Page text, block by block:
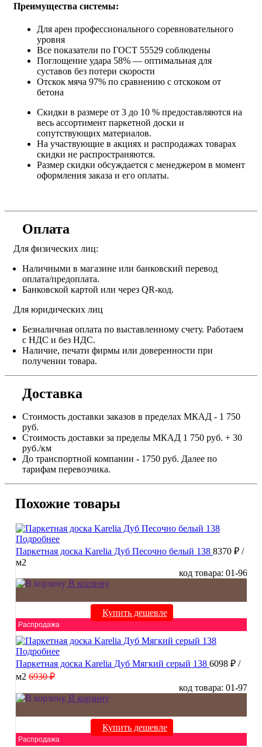
Преимущества системы:
Для арен профессионального соревновательного
уровня
Все показатели по ГОСТ 55529 соблюдены
Поглощение удара 58% — оптимальная для
суставов без потери скорости
Отскок мяча 97% по сравнению с отскоком от
бетона
Скидки в размере от 3 до 10 % предоставляются на
весь ассортимент паркетной доски и
сопутствующих материалов.
На участвующие в акциях и распродажах товарах
скидки не распространяются.
Размер скидки обсуждается с менеджером в момент
оформления заказа и его оплаты.
Оплата
Для физических лиц:
Наличными в магазине или банковский перевод
оплата/предоплата.
Банковской картой или через QR-код.
Для юридических лиц
Безналичная оплата по выставленному счету. Работаем
с НДС и без НДС.
Наличие, печати фирмы или доверенности при
получении товара.
Доставка
Стоимость доставки заказов в пределах МКАД - 1 750
руб.
Стоимость доставки за пределы МКАД 1 750 руб. + 30
руб./км
До транспортной компании - 1750 руб. Далее по
тарифам перевозчика.
Похожие товары
Подробнее
Паркетная доска Karelia Дуб Песочно белый 138 8370 ₽ /
м2
код товара: 01-96
В корзину
Купить дешевле
Распродажа
Подробнее
Паркетная доска Karelia Дуб Мягкий серый 138 6098 ₽ /
м2 6930 ₽
код товара: 01-97
В корзину
Купить дешевле
Распродажа